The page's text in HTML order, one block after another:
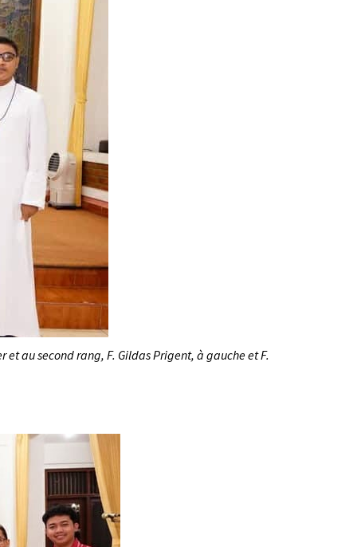
et au second rang, F. Gildas Prigent, à gauche et F.